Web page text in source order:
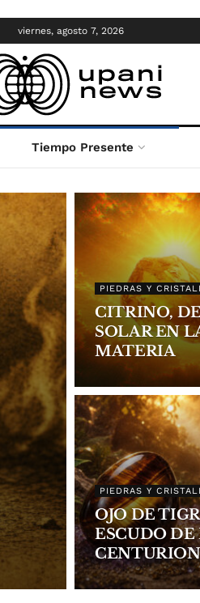
viernes, agosto 7, 2026
Tiempo Presente
PIEDRAS Y
CITRINO,
SOLAR EN
MATERIA
PIEDRAS Y
OJO DE
ESCUDO DE